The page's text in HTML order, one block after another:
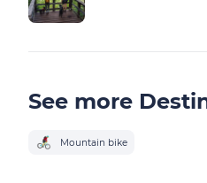
See more
Mountain bike